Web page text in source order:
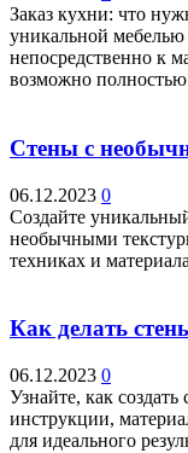
Заказ кухни: что
уникальной мебелью
непосредственно к
возможно полностью
Стены с
06.12.2023 0
Создайте
необычными
техниках и
Как делать
06.12.2023 0
Узнайте, как
инструкции,
для идеального